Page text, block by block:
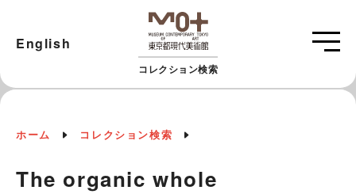
コレクション検索
English
ホーム コレクション検索
The organic whole